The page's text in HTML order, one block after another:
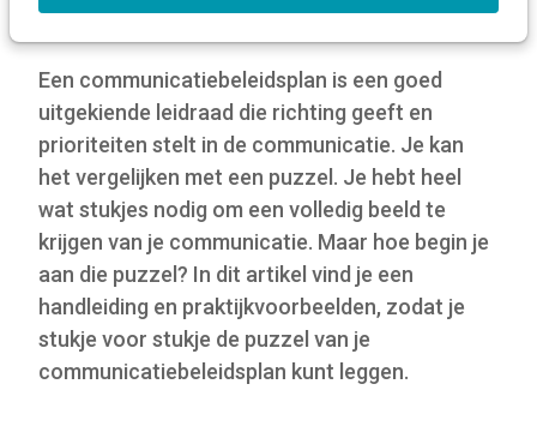
16 jan 2025 door Kortom
Een communicatiebeleidsplan is een goed
uitgekiende leidraad die richting geeft en
prioriteiten stelt in de communicatie. Je kan
het vergelijken met een puzzel. Je hebt heel
wat stukjes nodig om een volledig beeld te
krijgen van je communicatie. Maar hoe begin je
aan die puzzel? In dit artikel vind je een
handleiding en praktijkvoorbeelden, zodat je
stukje voor stukje de puzzel van je
communicatiebeleidsplan kunt leggen.